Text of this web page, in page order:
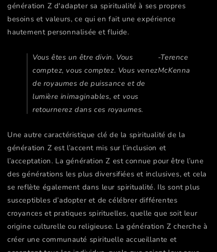
génération Z d'adapter sa spiritualité à ses propres
besoins et valeurs, ce qui en fait une expérience
hautement personnalisée et fluide.
Vous êtes un être divin. Vous
comptez, vous comptez. Vous venez
de royaumes de puissance et de
lumière inimaginables, et vous
retournerez dans ces royaumes.
-Terence
McKenna
Une autre caractéristique clé de la spiritualité de la
génération Z est l’accent mis sur l’inclusion et
l’acceptation. La génération Z est connue pour être l’une
des générations les plus diversifiées et inclusives, et cela
se reflète également dans leur spiritualité. Ils sont plus
susceptibles d’adopter et de célébrer différentes
croyances et pratiques spirituelles, quelle que soit leur
origine culturelle ou religieuse. La génération Z cherche à
créer une communauté spirituelle accueillante et